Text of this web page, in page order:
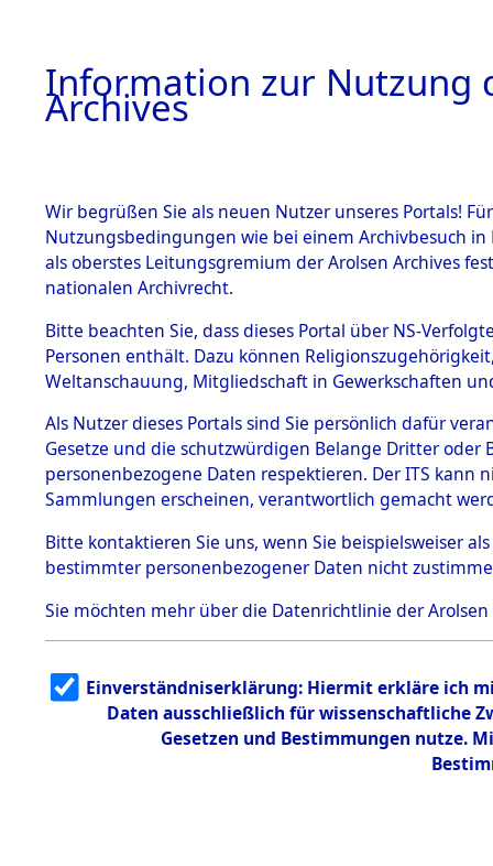
BESTÄNDE
1.
Inhaftierungsdoku
mente
1.2.9 Beim ITS
Effekten
1.2.9.1
Effekten aus
dem KZ
Dachau
1.2.9.2
Effekten aus
dem KZ
Bayerisches
1.2.9.3
Effekten aus
dem KZ
Neuengamm
0013
Einen Kommentar
Information zur Nutzung
Archives
Wir begrüßen Sie als neuen Nutzer unseres Portals!
Nutzungsbedingungen wie bei einem Archivbesuch
als oberstes Leitungsgremium der Arolsen Archives
nationalen Archivrecht.
Bitte beachten Sie, dass dieses Portal über NS-
Personen enthält. Dazu können
Weltanschauung, Mitgliedschaft in Gewerkschaften
Als Nutzer dieses Portals sind Sie persönlich dafür
Gesetze und die schutzwürdigen Belange Dritter
personenbezogene Daten respektieren. Der ITS
Sammlungen erscheinen, verantwortlich gemacht
Bitte kontaktieren Sie uns, wenn Sie beispielsweiser
bestimmter personenbezogener Daten nicht
Sie möchten mehr über die Datenrichtlinie der Arolsen
Einverständniserklärung: Hiermit erkläre ich
Daten ausschließlich für wissenschaftliche
Gesetzen und Bestimmungen nutze.